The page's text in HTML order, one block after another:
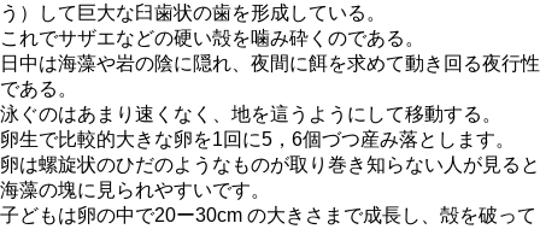
う）して巨大な臼歯状の歯を形成している。
これでサザエなどの硬い殻を噛み砕くのである。
日中は海藻や岩の陰に隠れ、夜間に餌を求めて動き回る夜行性
である。
泳ぐのはあまり速くなく、地を這うようにして移動する。
卵生で比較的大きな卵を1回に5，6個づつ産み落とします。
卵は螺旋状のひだのようなものが取り巻き知らない人が見ると
海藻の塊に見られやすいです。
子どもは卵の中で20ー30cm の大きさまで成長し、殻を破って